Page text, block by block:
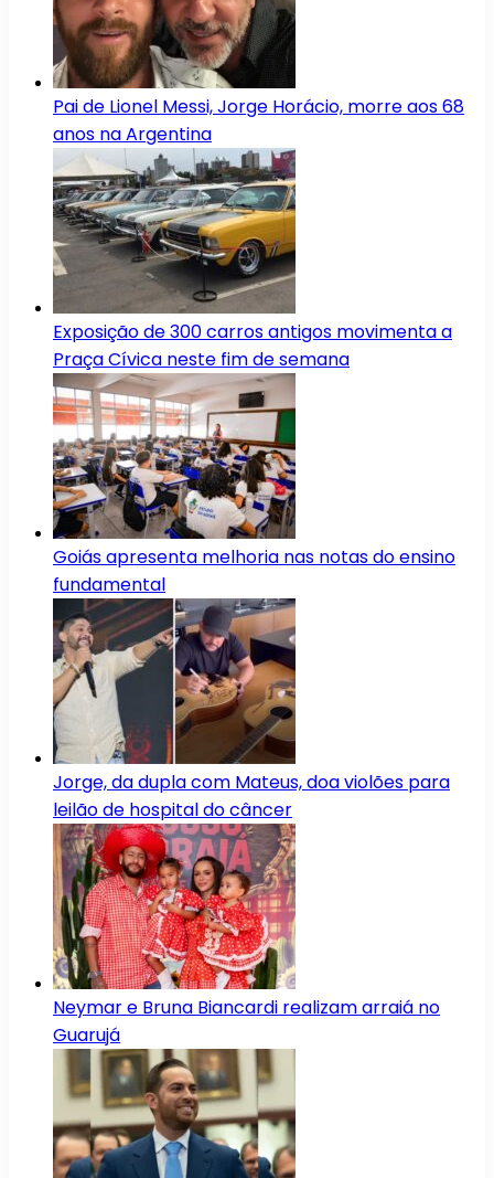
Pai de Lionel Messi, Jorge Horácio, morre aos 68
anos na Argentina
Exposição de 300 carros antigos movimenta a
Praça Cívica neste fim de semana
Goiás apresenta melhoria nas notas do ensino
fundamental
Jorge, da dupla com Mateus, doa violões para
leilão de hospital do câncer
Neymar e Bruna Biancardi realizam arraiá no
Guarujá